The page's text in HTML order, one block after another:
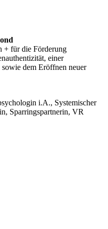
+ für die Förderung
einer
dem Eröffnen neuer
i.A., Systemischer
Sparringspartnerin, VR